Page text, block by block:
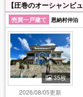
売買一戸建て
恩納村仲泊
35枚
2026/08/05更新